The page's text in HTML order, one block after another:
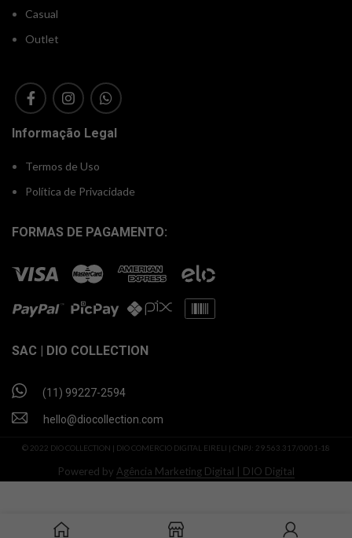
Casual
Outlet
Informação Legal
Termos de Uso
Política de Privacidade
FORMAS DE PAGAMENTO:
SAC | DIO COLLECTION
(11) 99227-2594
hello@diocollection.com
© 2022 DIO COLLECTION | DIO COMERCIO DIGITAL EIRELI | CNPJ: 29.563.317/0001-18
Powered by Agência Marketing Digital | DIO Digital
Sunga Tendence Lisa DIO
SELECT